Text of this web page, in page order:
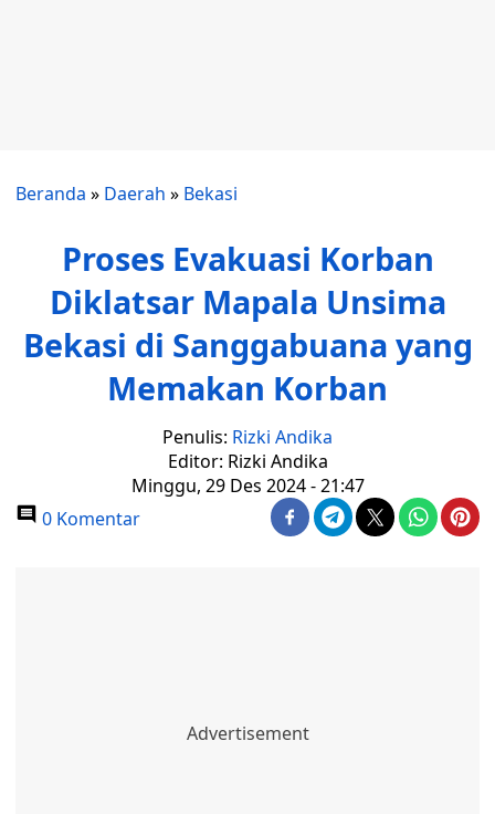
Beranda » Daerah » Bekasi
Proses Evakuasi Korban
Diklatsar Mapala Unsima
Bekasi di Sanggabuana yang
Memakan Korban
Penulis: Rizki Andika
Editor: Rizki Andika
Minggu, 29 Des 2024 - 21:47
0 Komentar